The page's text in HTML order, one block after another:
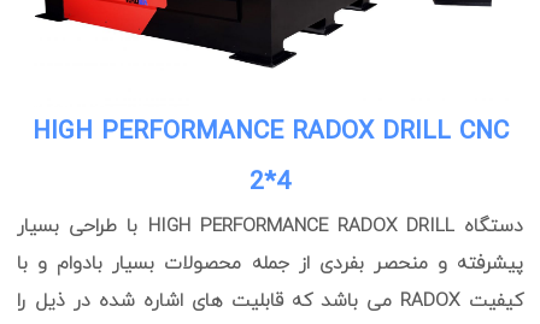
HIGH PERFORMANCE RADOX DRILL CNC
2*4
دستگاه HIGH PERFORMANCE RADOX DRILL با طراحی بسیار
پیشرفته و منحصر بفردی از جمله محصولات بسیار بادوام و با
کیفیت RADOX می باشد که قابلیت های اشاره شده در ذیل را